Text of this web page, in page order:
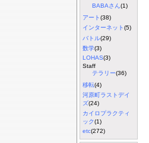
BABAさん (1)
アート(38)
インターネット(5)
バトル(29)
数学(3)
LOHAS(3)
Staff
テラリー(36)
移転(4)
河原町ラストデイ
ズ(24)
カイロプラクティ
ック(1)
etc(272)